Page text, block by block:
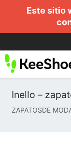
Este sitio
Inello –
ZAPATOSDE